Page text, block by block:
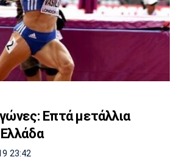
Επτά μετάλλια
23:42